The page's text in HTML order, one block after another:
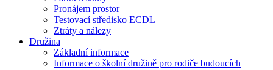
Pronájem prostor
Testovací středisko ECDL
Ztráty a nálezy
Družina
Základní informace
Informace o školní družině pro rodiče budoucích